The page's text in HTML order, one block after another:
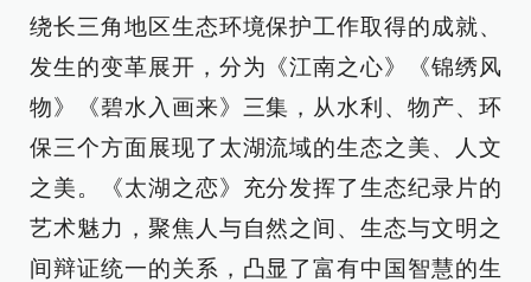
绕长三角地区生态环境保护工作取得的成就、
发生的变革展开，分为《江南之心》《锦绣风
物》《碧水入画来》三集，从水利、物产、环
保三个方面展现了太湖流域的生态之美、人文
之美。《太湖之恋》充分发挥了生态纪录片的
艺术魅力，聚焦人与自然之间、生态与文明之
间辩证统一的关系，凸显了富有中国智慧的生